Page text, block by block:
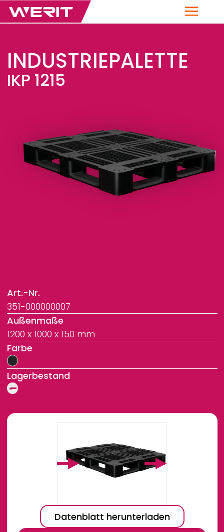
Menü
INDUSTRIEPALETTE
IKP 1215
Art.-Nr.
351-000000007
Außenmaße
1200 x 1000 x 150 mm
Farbe
Lagerbestand
Datenblatt herunterladen